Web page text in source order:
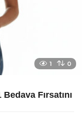
1 0
Fırsatını